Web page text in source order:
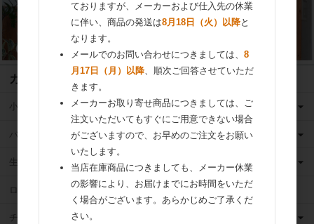
カテゴリ
小麦粉
バター
生クリーム
ロングライフ牛乳
チーズ
ておりますが、メーカーおよび仕入先の休業
に伴い、商品の発送は8月18日（火）以降と
なります。
メールでのお問い合わせにつきましては、 8
月17日（月）以降、順次ご回答させていただ
きます。
メーカーお取り寄せ商品につきましては、ご
注文いただいてもすぐにご用意できない場合
がございますので、お早めのご注文をお願い
いたします。
当店在庫商品につきましても、メーカー休業
の影響により、お届けまでにお時間をいただ
く場合がございます。あらかじめご了承くだ
さい。